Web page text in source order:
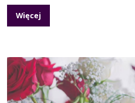
Więcej